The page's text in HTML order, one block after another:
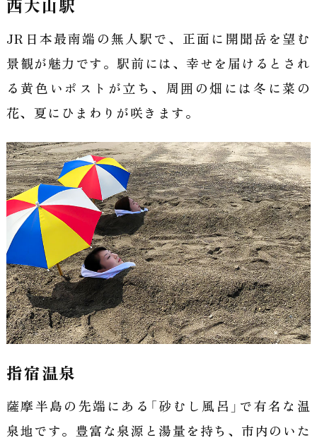
西大山駅
JR日本最南端の無人駅で、正面に開聞岳を望む
景観が魅力です。駅前には、幸せを届けるとされ
る黄色いポストが立ち、周囲の畑には冬に菜の
花、夏にひまわりが咲きます。
指宿温泉
薩摩半島の先端にある「砂むし風呂」で有名な温
泉地です。豊富な泉源と湯量を持ち、市内のいた